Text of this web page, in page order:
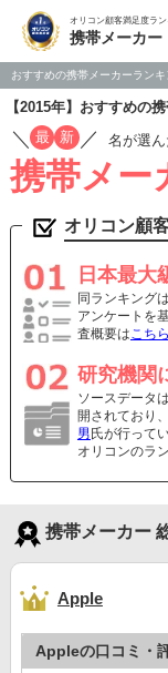
オリコン顧客満足度ラ
携帯メーカー
おすすめの携帯メーカーランキ
【2015年】おすすめの
／ 最 新 ／ 名が選
携帯メー
オリコン顧
日本最大
同ランキング
アンケートを
査概要はこちら
研究機関
ソースデータは
開されており
男 氏が行って
オリコンのラ
携帯メーカー
Apple
Appleの口コミ・